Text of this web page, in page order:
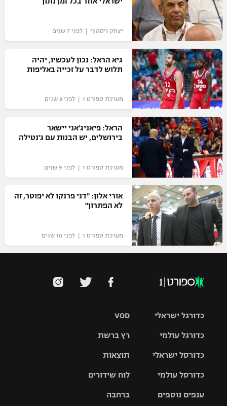
יצחק ויסהוף | לפני 7 שנים
גיא הראל: נכון לעכשיו, יהיה
תלוש לדבר על זכייה באליפות
מערכת ספורט 1 | לפני 8 שנים
הראל: פיאניג'אני יישאר
בירושלים, יש הבנות עם ג'נטילה
מערכת ספורט 1 | לפני 9 שנים
אורי אלון: "דני פרנקו לא יפוטר, זה
לא הפתרון"
מערכת ספורט 1 | לפני 10 שנים
VOD
רץ ברשת
תוצאות
לוח שידורים
ברחבה
כדורגל ישראלי
גביע הטוטו
כדורגל עולמי
האלופות
ליגה
כדורסל ישראלי
סל
כדורסל עולמי
ענפים נוספים